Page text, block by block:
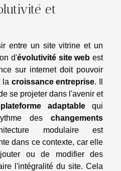
et
entre un site vitrine et un
d'évolutivité site web est
sur internet doit pouvoir
la croissance entreprise. Il
se projeter dans l'avenir et
plateforme adaptablequi
des changements
modulaire est
dans ce contexte, car elle
ou de modifier des
l'intégralité du site. Cela